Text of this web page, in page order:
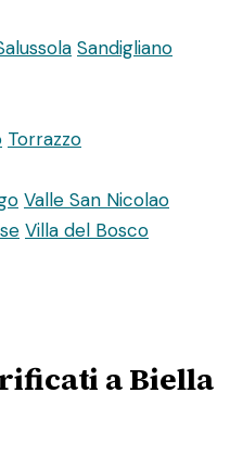
Sandigliano
Torrazzo
Valle San Nicolao
Villa del Bosco
a Biella